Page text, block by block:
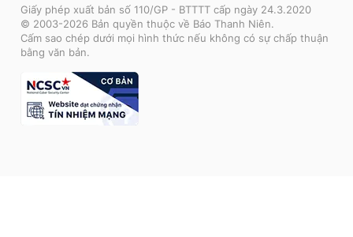
Giấy phép xuất bản số 110/GP - BTTTT cấp ngày 24.3.2020
© 2003-2026 Bản quyền thuộc về Báo Thanh Niên.
Cấm sao chép dưới mọi hình thức nếu không có sự chấp thuận
bằng văn bản.